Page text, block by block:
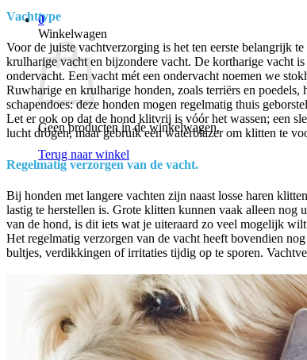
0
Winkelwagen
Geen producten in de winkelwagen.
Terug naar winkel
Vachttype
Voor de juiste vachtverzorging is het ten eerste belangrijk
krulharige vacht en bijzondere vacht. De kortharige vacht
ondervacht. Een vacht mét een ondervacht noemen we
Ruwharige en krulharige honden, zoals terriërs en
schapendoes: deze honden mogen regelmatig thuis
Let er ook op dat de hond klitvrij is vóór het wassen; een
lucht drogen, maar gebruik een waterblazer om klitten te
Regelmatig verzorgen van de vacht.
Bij honden met langere vachten zijn naast losse haren
lastig te herstellen is. Grote klitten kunnen vaak alleen nog
van de hond, is dit iets wat je uiteraard zo veel mogelijk
Het regelmatig verzorgen van de vacht heeft bovendien
bultjes, verdikkingen of irritaties tijdig op te sporen.